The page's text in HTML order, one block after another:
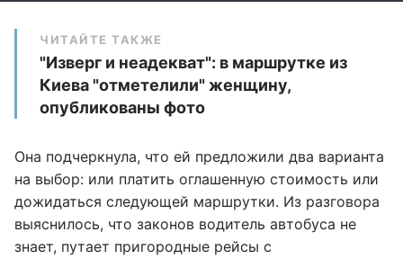
ЧИТАЙТЕ ТАКЖЕ
"Изверг и неадекват": в маршрутке из
Киева "отметелили" женщину,
опубликованы фото
Она подчеркнула, что ей предложили два варианта
на выбор: или платить оглашенную стоимость или
дожидаться следующей маршрутки. Из разговора
выяснилось, что законов водитель автобуса не
знает, путает пригородные рейсы с